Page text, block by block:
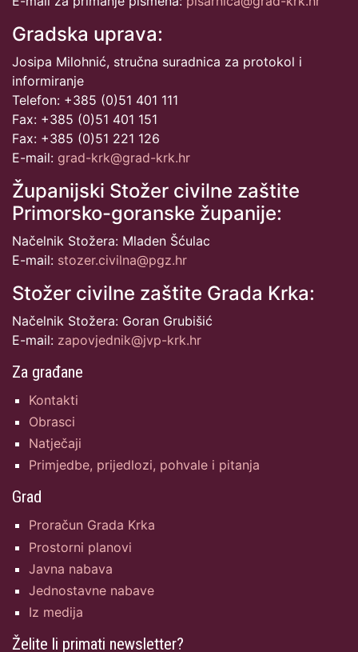
Gradska uprava:
Josipa Milohnić, stručna suradnica za protokol i
informiranje
Telefon: +385 (0)51 401 111
Fax: +385 (0)51 401 151
Fax: +385 (0)51 221 126
E-mail: grad-krk@grad-krk.hr
Županijski Stožer civilne zaštite
Primorsko-goranske županije:
Načelnik Stožera: Mladen Šćulac
E-mail: stozer.civilna@pgz.hr
Stožer civilne zaštite Grada Krka:
Načelnik Stožera: Goran Grubišić
E-mail: zapovjednik@jvp-krk.hr
Za građane
Kontakti
Obrasci
Natječaji
Primjedbe, prijedlozi, pohvale i pitanja
Grad
Proračun Grada Krka
Prostorni planovi
Javna nabava
Jednostavne nabave
Iz medija
Želite li primati newsletter?